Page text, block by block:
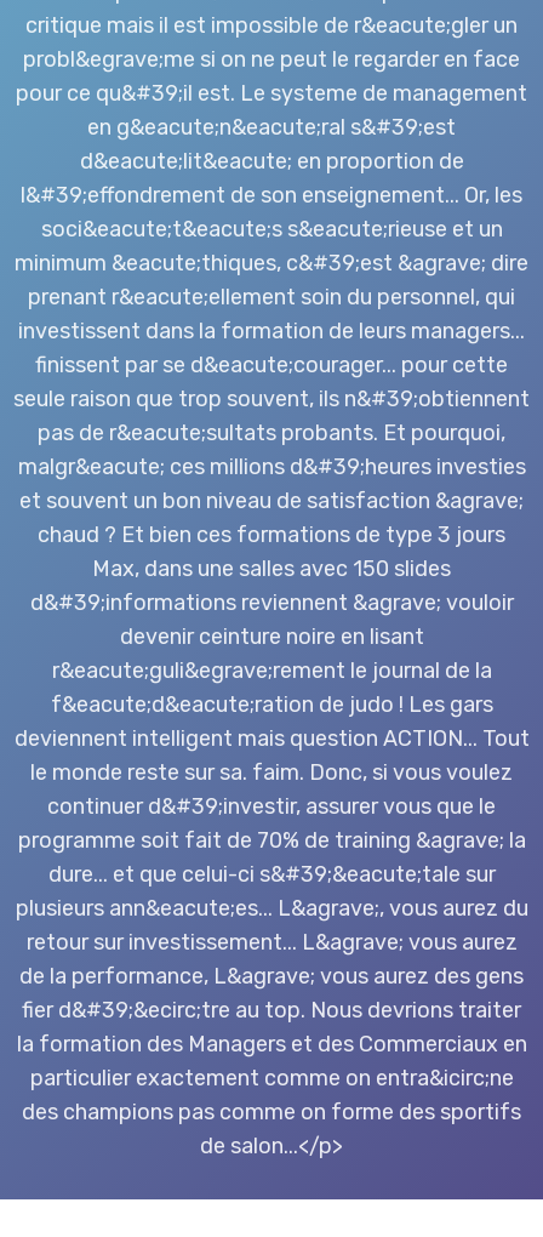
critique mais il est impossible de r&eacute;gler un
probl&egrave;me si on ne peut le regarder en face
pour ce qu&#39;il est. Le systeme de management
en g&eacute;n&eacute;ral s&#39;est
d&eacute;lit&eacute; en proportion de
l&#39;effondrement de son enseignement... Or, les
soci&eacute;t&eacute;s s&eacute;rieuse et un
minimum &eacute;thiques, c&#39;est &agrave; dire
prenant r&eacute;ellement soin du personnel, qui
investissent dans la formation de leurs managers...
finissent par se d&eacute;courager... pour cette
seule raison que trop souvent, ils n&#39;obtiennent
pas de r&eacute;sultats probants. Et pourquoi,
malgr&eacute; ces millions d&#39;heures investies
et souvent un bon niveau de satisfaction &agrave;
chaud ? Et bien ces formations de type 3 jours
Max, dans une salles avec 150 slides
d&#39;informations reviennent &agrave; vouloir
devenir ceinture noire en lisant
r&eacute;guli&egrave;rement le journal de la
f&eacute;d&eacute;ration de judo ! Les gars
deviennent intelligent mais question ACTION... Tout
le monde reste sur sa. faim. Donc, si vous voulez
continuer d&#39;investir, assurer vous que le
programme soit fait de 70% de training &agrave; la
dure... et que celui-ci s&#39;&eacute;tale sur
plusieurs ann&eacute;es... L&agrave;, vous aurez du
retour sur investissement... L&agrave; vous aurez
de la performance, L&agrave; vous aurez des gens
fier d&#39;&ecirc;tre au top. Nous devrions traiter
la formation des Managers et des Commerciaux en
particulier exactement comme on entra&icirc;ne
des champions pas comme on forme des sportifs
de salon...</p>